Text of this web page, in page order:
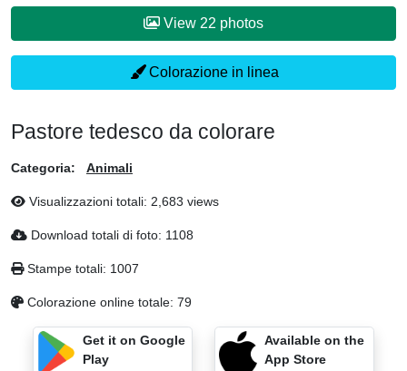
View 22 photos
Colorazione in linea
Pastore tedesco da colorare
Categoria: Animali
Visualizzazioni totali: 2,683 views
Download totali di foto: 1108
Stampe totali: 1007
Colorazione online totale: 79
Get it on Google
Play
Available on the
App Store